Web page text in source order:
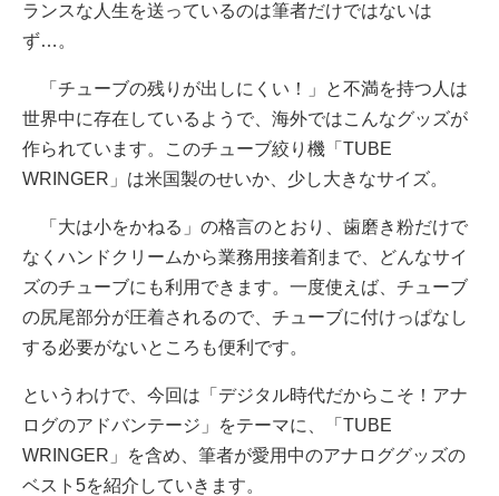
ランスな人生を送っているのは筆者だけではないは
ず…。
「チューブの残りが出しにくい！」と不満を持つ人は
世界中に存在しているようで、海外ではこんなグッズが
作られています。このチューブ絞り機「TUBE
WRINGER」は米国製のせいか、少し大きなサイズ。
「大は小をかねる」の格言のとおり、歯磨き粉だけで
なくハンドクリームから業務用接着剤まで、どんなサイ
ズのチューブにも利用できます。一度使えば、チューブ
の尻尾部分が圧着されるので、チューブに付けっぱなし
する必要がないところも便利です。
というわけで、今回は「デジタル時代だからこそ！アナ
ログのアドバンテージ」をテーマに、「TUBE
WRINGER」を含め、筆者が愛用中のアナロググッズの
ベスト5を紹介していきます。